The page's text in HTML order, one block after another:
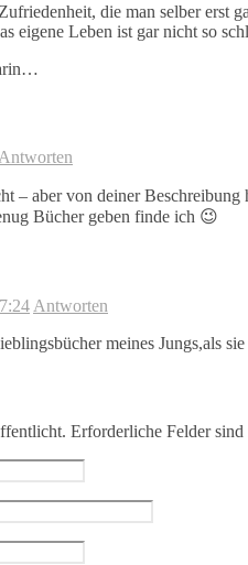
die man selber erst
eigene Leben ist gar nicht so
Antworten
– aber von deiner Beschreibung
Bücher geben finde ich 😉
Antworten
meines Jungs,als
Erforderliche Felder sind